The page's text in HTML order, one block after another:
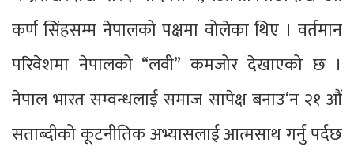
कर्ण सिंहसम्म नेपालको पक्षमा वोलेका थिए । वर्तमान
परिवेशमा नेपालको “लवी” कमजोर देखाएको छ ।
नेपाल भारत सम्वन्धलाई समाज सापेक्ष बनाउ‘न २१ औं
सताब्दीको कूटनीतिक अभ्यासलाई आत्मसाथ गर्नु पर्दछ